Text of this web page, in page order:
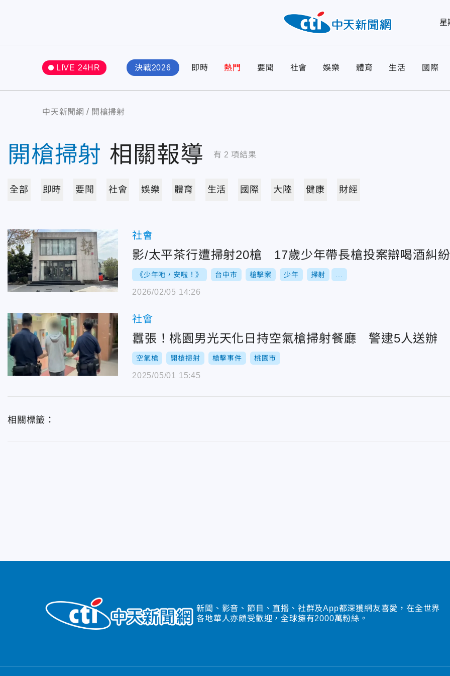
星
LIVE 24HR 決戰2026 即時 熱門 要聞 社會 娛樂 體育 生活 國際
中天新聞網 開槍掃射
開槍掃射 相關報導 有 2 項結果
全部 即時 要聞 社會 娛樂 體育 生活 國際 大陸 健康 財經
社會
影/太平茶行遭掃射20槍 17歲少年帶長槍投案辯喝酒糾紛
《少年吔，安啦！》 台中市 槍擊案 少年 掃射
2026/02/05 14:26
社會
囂張！桃園男光天化日持空氣槍掃射餐廳 警逮5人送辦
空氣槍 開槍掃射 槍擊事件 桃園市
2025/05/01 15:45
相關標籤：
新聞、影音、節目、直播、社群及App都深獲網友喜愛，在全世界
各地華人亦頗受歡迎，全球擁有2000萬粉絲。